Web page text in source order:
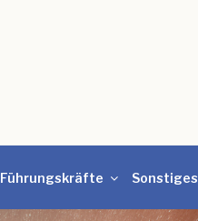
Führungskräfte Sonstiges